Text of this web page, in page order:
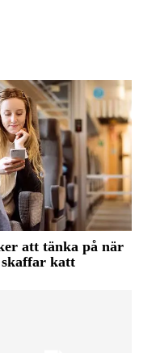
att tänka på när
katt